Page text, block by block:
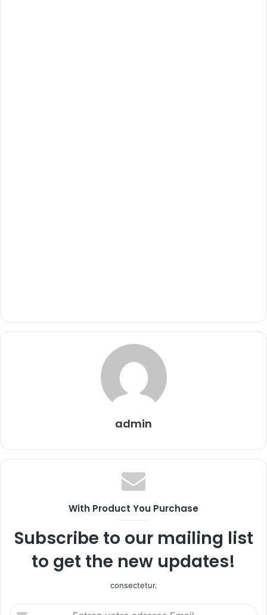
admin
With Product You Purchase
Subscribe to our mailing list
to get the new updates!
consectetur.
Entrez